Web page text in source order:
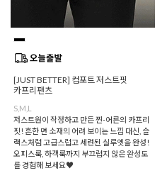
[JUST BETTER] 컴포트 저스트핏
카프리팬츠
S,M,L
저스트원이 작정하고 만든 찐-어른의 카프리
핏! 흔한 면 소재의 어려 보이는 느낌 대신, 슬
랙스처럼 고급스럽고 세련된 실루엣을 완성!
오피스룩, 하객룩까지 부끄럽지 않은 완성도
를 경험해 보세요♥